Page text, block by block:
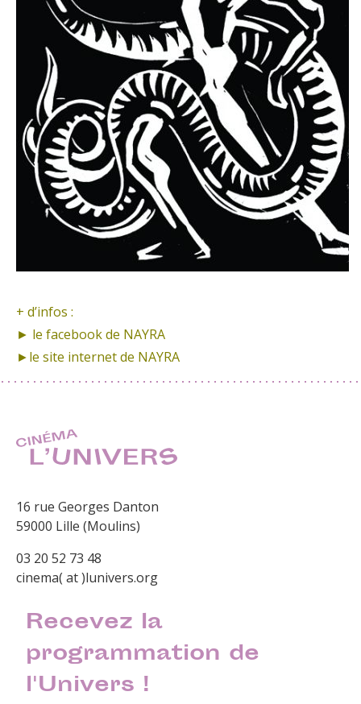
+ d’infos :
► le facebook de NAYRA
►le site internet de NAYRA
16 rue Georges Danton
59000 Lille (Moulins)
03 20 52 73 48
cinema( at )lunivers.org
Recevez la
programmation de
l'Univers !